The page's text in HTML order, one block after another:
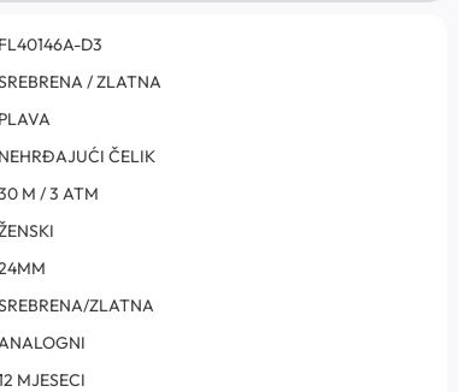
FL40146A-D3
/ ZLATNA
PLAVA
NEHRĐAJUĆI ČELIK
M / 3 ATM
ZLATNA
MJESECI